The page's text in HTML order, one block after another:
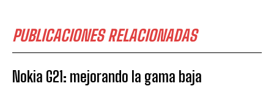
PUBLICACIONES RELACIONADAS
Nokia G21: mejorando la gama baja